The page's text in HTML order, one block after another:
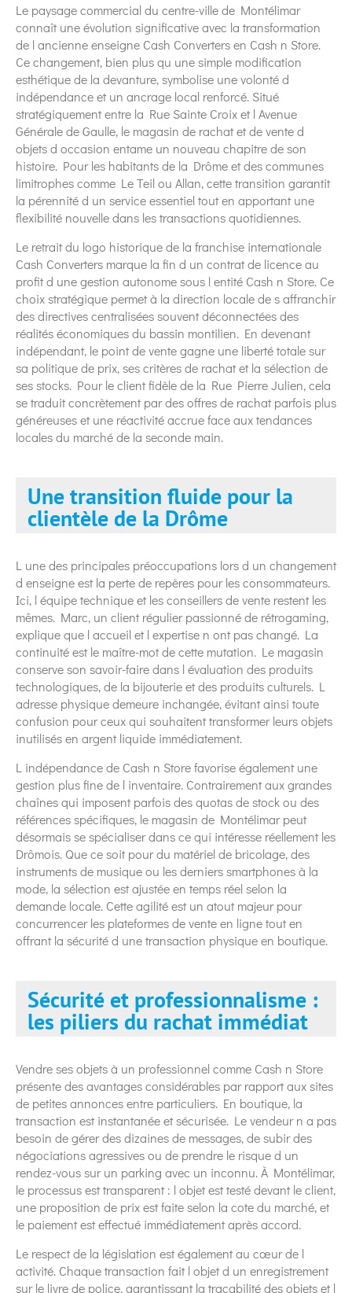
Le paysage commercial du centre-ville de Montélimar
connaît une évolution significative avec la transformation
de l ancienne enseigne Cash Converters en Cash n Store.
Ce changement, bien plus qu une simple modification
esthétique de la devanture, symbolise une volonté d
indépendance et un ancrage local renforcé. Situé
stratégiquement entre la Rue Sainte Croix et l Avenue
Générale de Gaulle, le magasin de rachat et de vente d
objets d occasion entame un nouveau chapitre de son
histoire. Pour les habitants de la Drôme et des communes
limitrophes comme Le Teil ou Allan, cette transition garantit
la pérennité d un service essentiel tout en apportant une
flexibilité nouvelle dans les transactions quotidiennes.
Le retrait du logo historique de la franchise internationale
Cash Converters marque la fin d un contrat de licence au
profit d une gestion autonome sous l entité Cash n Store. Ce
choix stratégique permet à la direction locale de s affranchir
des directives centralisées souvent déconnectées des
réalités économiques du bassin montilien. En devenant
indépendant, le point de vente gagne une liberté totale sur
sa politique de prix, ses critères de rachat et la sélection de
ses stocks. Pour le client fidèle de la Rue Pierre Julien, cela
se traduit concrètement par des offres de rachat parfois plus
généreuses et une réactivité accrue face aux tendances
locales du marché de la seconde main.
Une transition fluide pour la
clientèle de la Drôme
L une des principales préoccupations lors d un changement
d enseigne est la perte de repères pour les consommateurs.
Ici, l équipe technique et les conseillers de vente restent les
mêmes. Marc, un client régulier passionné de rétrogaming,
explique que l accueil et l expertise n ont pas changé. La
continuité est le maître-mot de cette mutation. Le magasin
conserve son savoir-faire dans l évaluation des produits
technologiques, de la bijouterie et des produits culturels. L
adresse physique demeure inchangée, évitant ainsi toute
confusion pour ceux qui souhaitent transformer leurs objets
inutilisés en argent liquide immédiatement.
L indépendance de Cash n Store favorise également une
gestion plus fine de l inventaire. Contrairement aux grandes
chaînes qui imposent parfois des quotas de stock ou des
références spécifiques, le magasin de Montélimar peut
désormais se spécialiser dans ce qui intéresse réellement les
Drômois. Que ce soit pour du matériel de bricolage, des
instruments de musique ou les derniers smartphones à la
mode, la sélection est ajustée en temps réel selon la
demande locale. Cette agilité est un atout majeur pour
concurrencer les plateformes de vente en ligne tout en
offrant la sécurité d une transaction physique en boutique.
Sécurité et professionnalisme :
les piliers du rachat immédiat
Vendre ses objets à un professionnel comme Cash n Store
présente des avantages considérables par rapport aux sites
de petites annonces entre particuliers. En boutique, la
transaction est instantanée et sécurisée. Le vendeur n a pas
besoin de gérer des dizaines de messages, de subir des
négociations agressives ou de prendre le risque d un
rendez-vous sur un parking avec un inconnu. À Montélimar,
le processus est transparent : l objet est testé devant le client,
une proposition de prix est faite selon la cote du marché, et
le paiement est effectué immédiatement après accord.
Le respect de la législation est également au cœur de l
activité. Chaque transaction fait l objet d un enregistrement
sur le livre de police, garantissant la traçabilité des objets et l